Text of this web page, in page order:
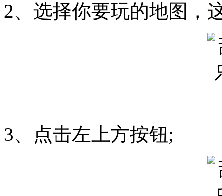
2、选择你要玩的地图，
3、点击左上方按钮;